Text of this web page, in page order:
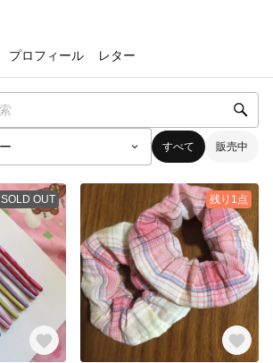
プロフィール レター
すべて 販売中
SOLD OUT 残り1点